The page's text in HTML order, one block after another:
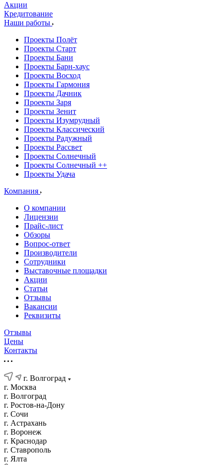
Акции
Кредитование
Наши работы
Проекты Полёт
Проекты Старт
Проекты Бани
Проекты Барн-хаус
Проекты Восход
Проекты Гармония
Проекты Дачник
Проекты Заря
Проекты Зенит
Проекты Изумрудный
Проекты Классический
Проекты Радужный
Проекты Рассвет
Проекты Солнечный
Проекты Солнечный ++
Проекты Удача
Компания
О компании
Лицензии
Прайс-лист
Обзоры
Вопрос-ответ
Производители
Сотрудники
Выставочные площадки
Акции
Статьи
Отзывы
Вакансии
Реквизиты
Отзывы
Цены
Контакты
г. Волгоград
г. Москва
г. Волгоград
г. Ростов-на-Дону
г. Сочи
г. Астрахань
г. Воронеж
г. Краснодар
г. Ставрополь
г. Ялта